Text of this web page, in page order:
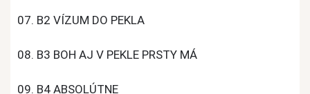
07. B2 VÍZUM DO PEKLA
08. B3 BOH AJ V PEKLE PRSTY MÁ
09. B4 ABSOLÚTNE